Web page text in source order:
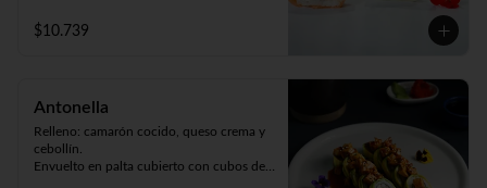
$10.739
Antonella
Relleno: camarón cocido, queso crema y
cebollín.
Envuelto en palta cubierto con cubos de